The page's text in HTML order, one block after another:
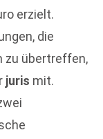
erzielt.
die
zu übertreffen,
juris mit.